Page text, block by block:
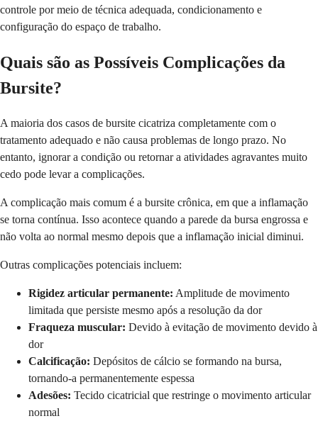
controle por meio de técnica adequada, condicionamento e
configuração do espaço de trabalho.
Quais são as Possíveis Complicações da
Bursite?
A maioria dos casos de bursite cicatriza completamente com o
tratamento adequado e não causa problemas de longo prazo. No
entanto, ignorar a condição ou retornar a atividades agravantes muito
cedo pode levar a complicações.
A complicação mais comum é a bursite crônica, em que a inflamação
se torna contínua. Isso acontece quando a parede da bursa engrossa e
não volta ao normal mesmo depois que a inflamação inicial diminui.
Outras complicações potenciais incluem:
Rigidez articular permanente: Amplitude de movimento
limitada que persiste mesmo após a resolução da dor
Fraqueza muscular: Devido à evitação de movimento devido à
dor
Calcificação: Depósitos de cálcio se formando na bursa,
tornando-a permanentemente espessa
Adesões: Tecido cicatricial que restringe o movimento articular
normal